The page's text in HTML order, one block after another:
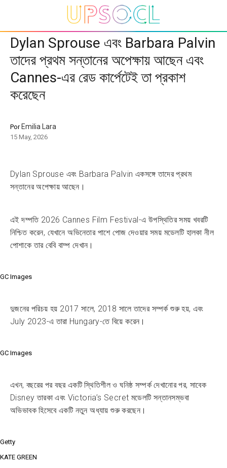
Dylan Sprouse এবং Barbara Palvin
তাদের প্রথম সন্তানের অপেক্ষায় আছেন এবং
Cannes-এর রেড কার্পেটেই তা প্রকাশ
করেছেন
Por Emilia Lara
15 May, 2026
Dylan Sprouse এবং Barbara Palvin একসঙ্গে তাদের প্রথম
সন্তানের অপেক্ষায় আছেন।
এই দম্পতি 2026 Cannes Film Festival-এ উপস্থিতির সময় খবরটি
নিশ্চিত করেন, যেখানে অভিনেতার পাশে পোজ দেওয়ার সময় মডেলটি হালকা নীল
পোশাকে তার বেবি বাম্প দেখান।
GC Images
দুজনের পরিচয় হয় 2017 সালে, 2018 সালে তাদের সম্পর্ক শুরু হয়, এবং
July 2023-এ তারা Hungary-তে বিয়ে করেন।
GC Images
এখন, বছরের পর বছর একটি স্থিতিশীল ও ঘনিষ্ঠ সম্পর্ক দেখানোর পর, সাবেক
Disney তারকা এবং Victoria’s Secret মডেলটি সন্তানসম্ভবা
অভিভাবক হিসেবে একটি নতুন অধ্যায় শুরু করছেন।
Getty
KATE GREEN